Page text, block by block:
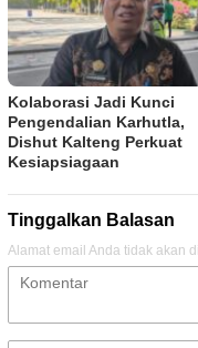
Kolaborasi Jadi Kunci
Pengendalian Karhutla,
Dishut Kalteng Perkuat
Kesiapsiagaan
Tinggalkan Balasan
Alamat email Anda tidak akan